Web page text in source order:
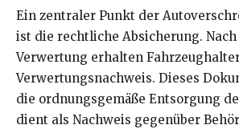
Ein zentraler Punkt der
ist die rechtliche Absicherung.
Verwertung erhalten
Verwertungsnachweis. Dieses
die ordnungsgemäße Entsorgung
dient als Nachweis gegenüber